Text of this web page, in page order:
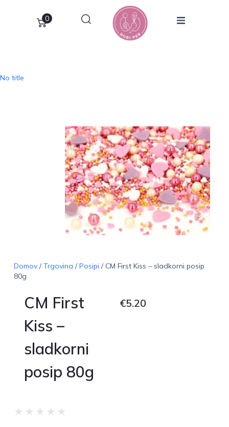
0
No title
Domov/Trgovina /Posipi / CM First Kiss – sladkorni posip
80g
CM First
Kiss –
sladkorni
posip 80g
€5.20
★ ★ ★ ★ ★